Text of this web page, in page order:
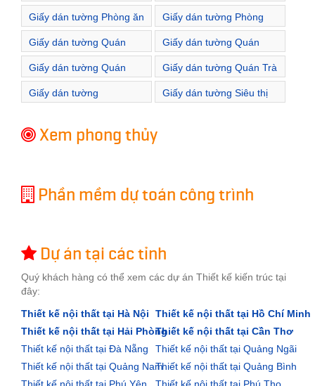
khách
ngủ
Giấy dán tường Phòng ăn
Giấy dán tường Phòng
đọc sách
Giấy dán tường Quán
cafe
Giấy dán tường Quán
Karaoke
Giấy dán tường Quán
Spa
Giấy dán tường Quán Trà
Giấy dán tường
Giấy dán tường Siêu thị
Xem phong thủy
Phần mềm dự toán công trình
Dự án tại các tỉnh
Quý khách hàng có thể xem các dự án Thiết kế kiến trúc tại
đây:
Thiết kế nội thất tại Hà Nội
Thiết kế nội thất tại Hồ Chí Minh
Thiết kế nội thất tại Hải PhòngThiết kế nội thất tại Cần Thơ
Thiết kế nội thất tại Đà Nẵng
Thiết kế nội thất tại Quảng Ngãi
Thiết kế nội thất tại Quảng NamThiết kế nội thất tại Quảng Bình